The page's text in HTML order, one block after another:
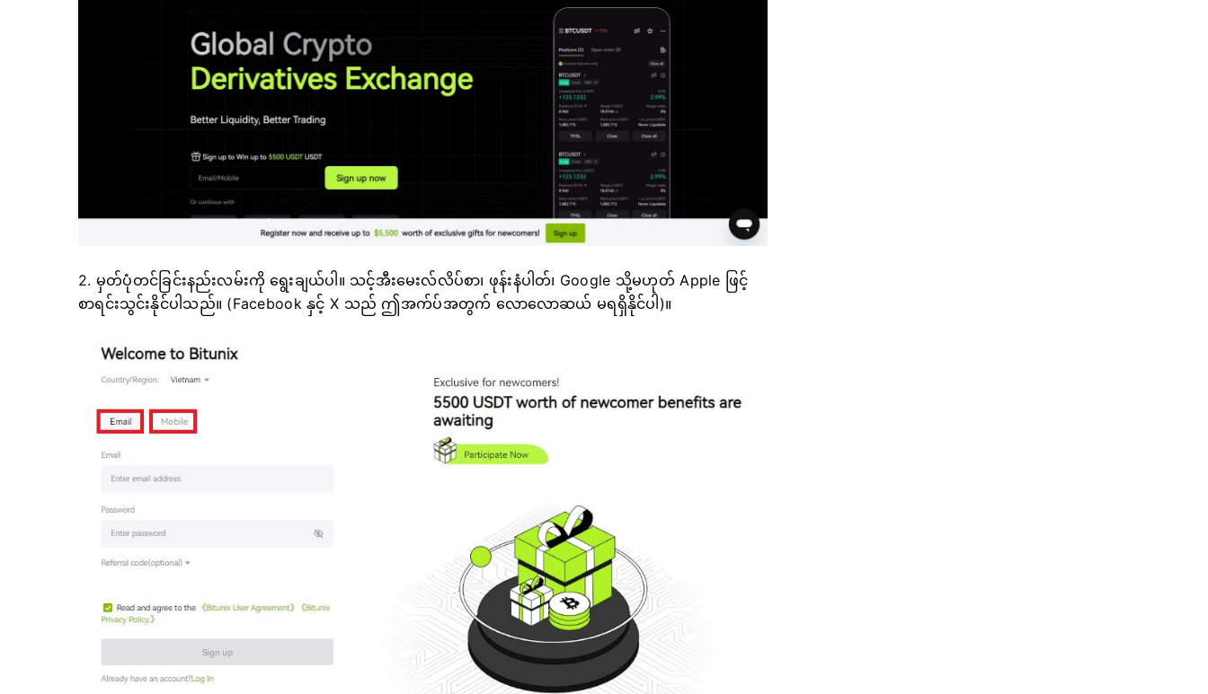
2. မှတ်ပုံတင်ခြင်းနည်းလမ်းကို ရွေးချယ်ပါ။ သင့်အီးမေးလ်လိပ်စာ၊ ဖုန်းနံပါတ်၊ Google သို့မဟုတ် Apple ဖြင့်
စာရင်းသွင်းနိုင်ပါသည်။ (Facebook နှင့် X သည် ဤအက်ပ်အတွက် လောလောဆယ် မရရှိနိုင်ပါ)။